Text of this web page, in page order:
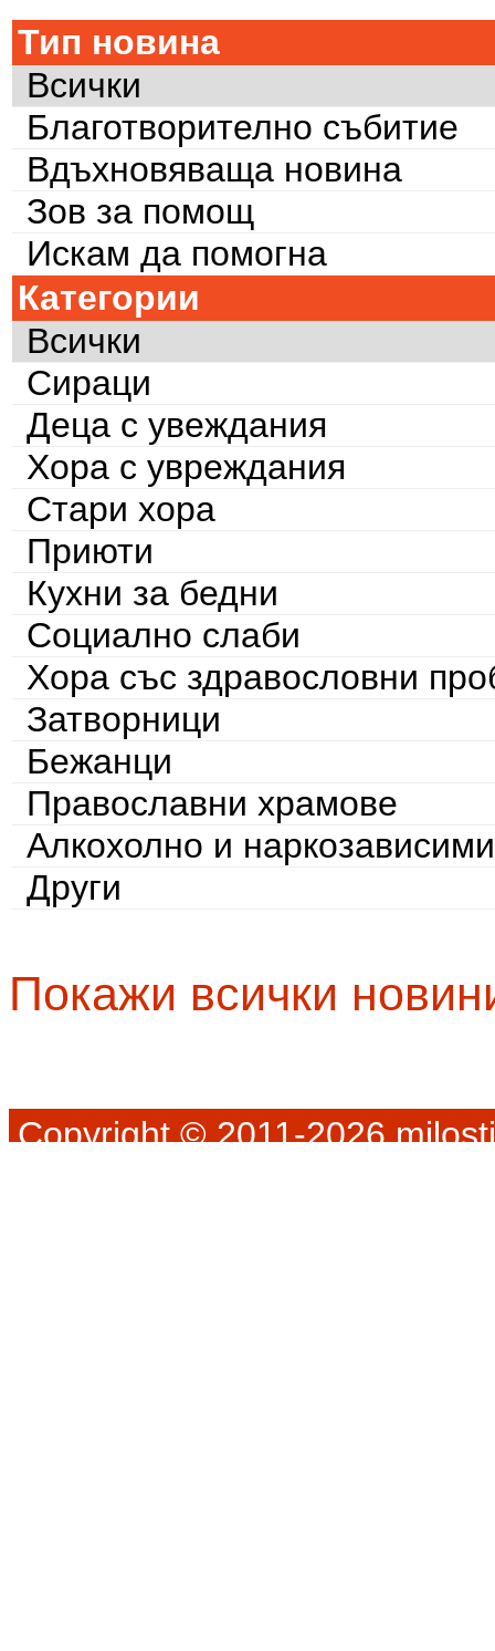
Тип новина
Всички
Благотворително събитие
Вдъхновяваща новина
Зов за помощ
Искам да помогна
Категории
Всички
Сираци
Деца с увеждания
Хора с увреждания
Стари хора
Приюти
Кухни за бедни
Социално слаби
Хора със здравословни
Затворници
Бежанци
Православни храмове
Алкохолно и наркозависими
Други
Покажи всички
Copyright © 2011-2026